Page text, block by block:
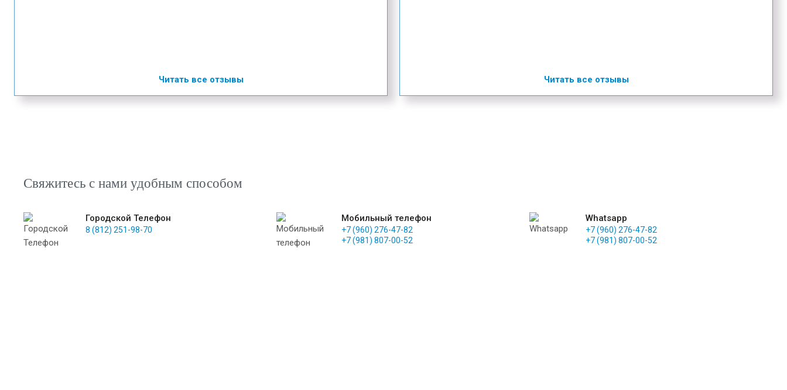
Читать все отзывы Читать все отзывы
Свяжитесь с нами удобным способом
Городской Телефон
8 (812) 251-98-70
Мобильный телефон
+7 (960) 276-47-82
+7 (981) 807-00-52
Whatsapp
+7 (960) 276-47-82
+7 (981) 807-00-52